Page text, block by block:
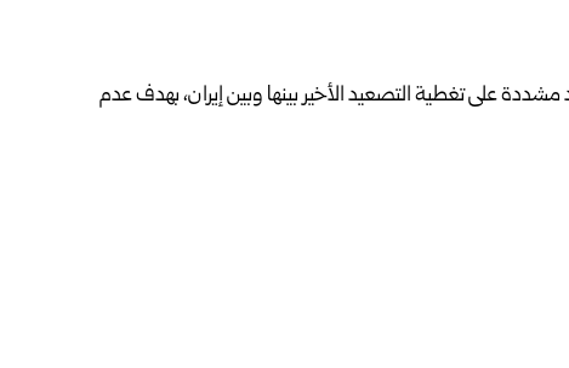
على تغطية التصعيد الأخير بينها وبين إيران، بهدف عدم